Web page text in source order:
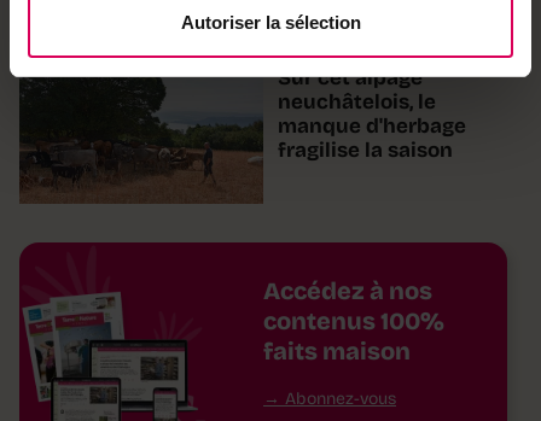
Autoriser la sélection
Agriculture
Sur cet alpage
neuchâtelois, le
manque d'herbage
fragilise la saison
Accédez à nos
contenus 100%
faits maison
Abonnez-vous